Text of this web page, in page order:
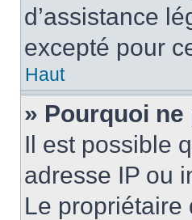
d’assistance
excepté pour
Haut
» Pourquoi
Il est possible
adresse IP ou
Le propriétaire